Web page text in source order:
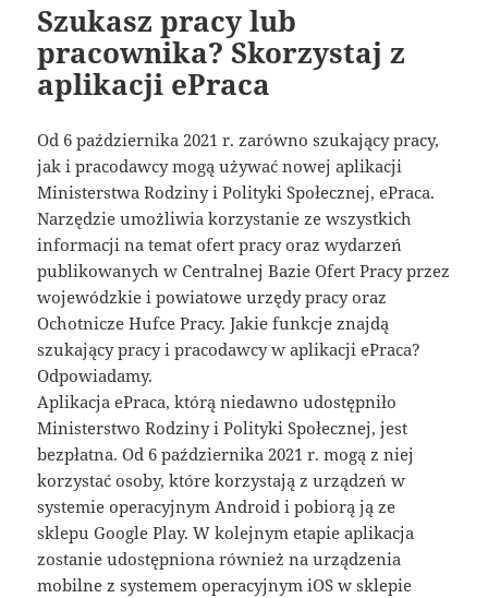
Szukasz pracy lub
pracownika? Skorzystaj z
aplikacji ePraca
Od 6 października 2021 r. zarówno szukający pracy,
jak i pracodawcy mogą używać nowej aplikacji
Ministerstwa Rodziny i Polityki Społecznej, ePraca.
Narzędzie umożliwia korzystanie ze wszystkich
informacji na temat ofert pracy oraz wydarzeń
publikowanych w Centralnej Bazie Ofert Pracy przez
wojewódzkie i powiatowe urzędy pracy oraz
Ochotnicze Hufce Pracy. Jakie funkcje znajdą
szukający pracy i pracodawcy w aplikacji ePraca?
Odpowiadamy.
Aplikacja ePraca, którą niedawno udostępniło
Ministerstwo Rodziny i Polityki Społecznej, jest
bezpłatna. Od 6 października 2021 r. mogą z niej
korzystać osoby, które korzystają z urządzeń w
systemie operacyjnym Android i pobiorą ją ze
sklepu Google Play. W kolejnym etapie aplikacja
zostanie udostępniona również na urządzenia
mobilne z systemem operacyjnym iOS w sklepie